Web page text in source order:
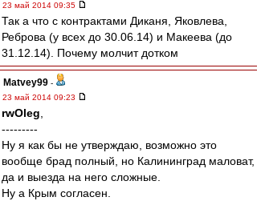
23 май 2014 09:35
Так а что с контрактами Диканя, Яковлева,
Реброва (у всех до 30.06.14) и Макеева (до
31.12.14). Почему молчит дотком
Matvey99 -
23 май 2014 09:23
rwOleg
---------
Ну я как бы не утверждаю, возможно это
вообще брад полный, но Калининград маловат,
да и выезда на него сложные.
Ну а Крым согласен.